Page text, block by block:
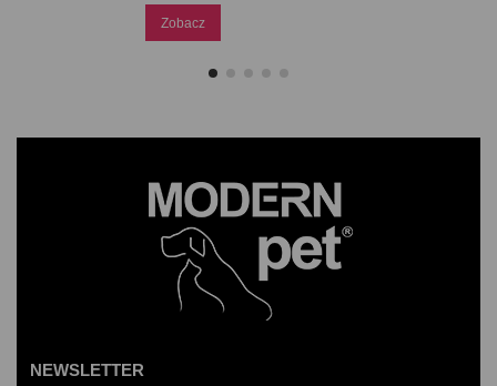
Zobacz
NEWSLETTER